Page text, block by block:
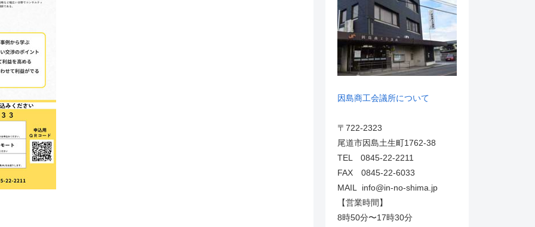
因島商工会議所について
〒722-2323
尾道市因島土生町1762-38
TEL 0845-22-2211
FAX 0845-22-6033
MAIL info@in-no-shima.jp
【営業時間】
8時50分〜17時30分